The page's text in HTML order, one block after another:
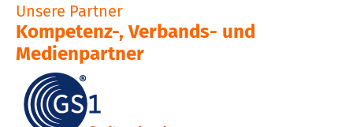
Unsere Partner
Kompetenz-, Verbands- und
Medienpartner